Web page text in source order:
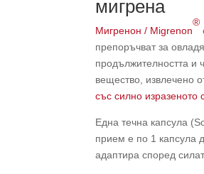
мигрена
Мигренон / Migrenon
®
препоръчват за
продължителността и
вещество, извлечено
със силно изразеното
Една течна капсула
прием е по 1 капсула
адаптира според